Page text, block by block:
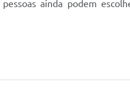
ainda podem